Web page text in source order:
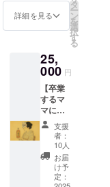
を備考
欄にお
文字の
み
可。）
※前回
ネーム
プレー
トでご
支援い
ただい
た方、
今回木
製ネー
てご提
供いた
ンで
は、
150ml
相当を
お楽し
みいた
だける
《ドリ
ンクチ
ケッ
ト》を
お渡し
ナルで
ブレン
ド・追
特別な
ウイス
キー
「スー
パー
峰」。
ミズナ
ラ製の
ミニ樽
で仕上
げた限
定ドリ
詳細を見る
タ
ー
ン
を
選
択
す
る
25,
000 円
【卒業
するマ
マにボ
トルを
送る権
利】 実
はかな
り吞兵
衛なマ
支援
者：
10人
お届
け予
定：